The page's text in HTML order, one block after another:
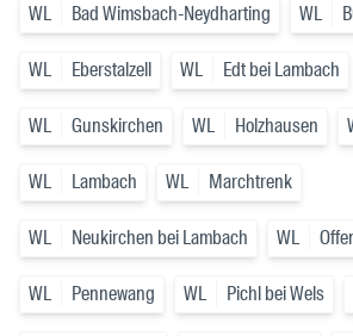
WL Bad Wimsbach-Neydharting WL
WL Eberstalzell WL Edt bei Lambach
WL Gunskirchen WL Holzhausen
WL Lambach WL Marchtrenk
WL Neukirchen bei Lambach WL
WL Pennewang WL Pichl bei Wels